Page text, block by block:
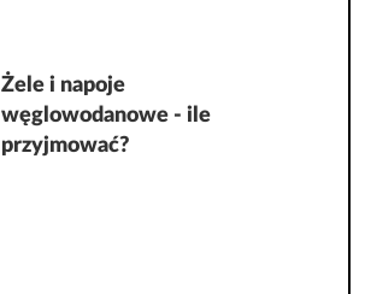
Żele i napoje
węglowodanowe - ile
przyjmować?